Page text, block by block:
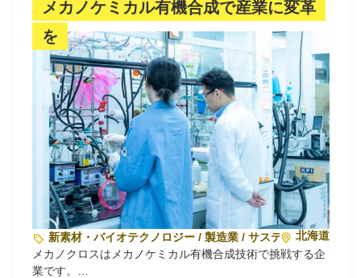
メカノケミカル有機合成で産業に変革
を
新素材・バイオテクノロジー / 製造業 / サステナビリティ・
北海道
メカノクロスはメカノケミカル有機合成技術で挑戦する企
業です。